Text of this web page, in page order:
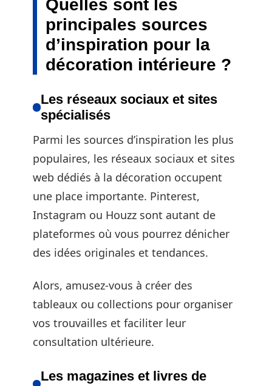
Quelles sont les
principales sources
d’inspiration pour la
décoration intérieure ?
Les réseaux sociaux et sites
spécialisés
Parmi les sources d’inspiration les plus
populaires, les réseaux sociaux et sites
web dédiés à la décoration occupent
une place importante. Pinterest,
Instagram ou Houzz sont autant de
plateformes où vous pourrez dénicher
des idées originales et tendances.
Alors, amusez-vous à créer des
tableaux ou collections pour organiser
vos trouvailles et faciliter leur
consultation ultérieure.
Les magazines et livres de